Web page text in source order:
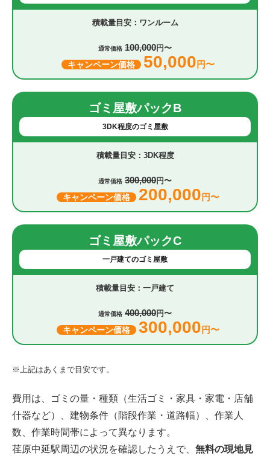
ワンルーム
通常価格 100,000円〜
キャンペーン価格 50,000 円〜
ゴミ屋敷パックB
3DK程度のゴミ屋敷
3DK程度
通常価格 300,000円〜
キャンペーン価格 200,000 円〜
ゴミ屋敷パックC
一戸建てのゴミ屋敷
一戸建て
通常価格 400,000円〜
キャンペーン価格 300,000 円〜
※上記はあくまで目安です。
費用は、ゴミの量・種類（生活ゴミ・家具・家電・店舗
什器など）、建物条件（階段作業・道路幅）、作業人
数、作業時間帯によって異なります。
荏原中延駅周辺の状況を確認したうえで、 無料の現地見